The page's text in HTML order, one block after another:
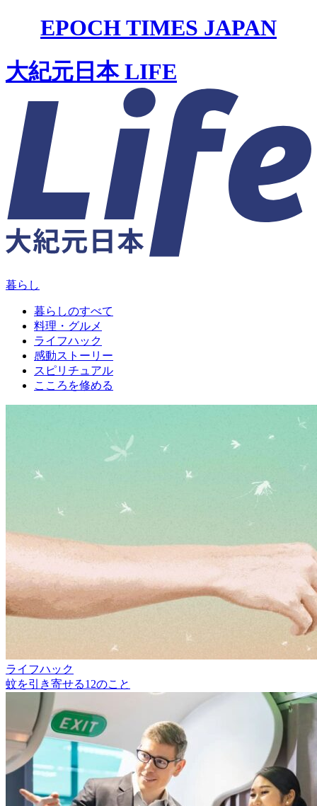
EPOCH TIMES JAPAN
大紀元日本 LIFE
暮らし
暮らしのすべて
料理・グルメ
ライフハック
感動ストーリー
スピリチュアル
こころを修める
ライフハック
蚊を引き寄せる12のこと